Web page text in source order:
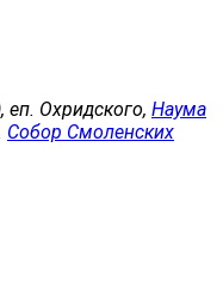
еп. Охридского, Наума
Собор Смоленских